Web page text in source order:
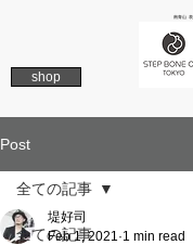
南青山
shop
Post
全ての記事
全ての記事
堤好司
Feb 1, 2021 1 min read